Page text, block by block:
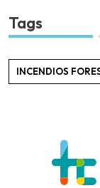
Tags
INCENDIOS